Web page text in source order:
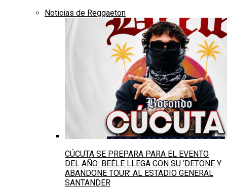
Noticias de Reggaeton
CÚCUTA SE PREPARA PARA EL EVENTO
DEL AÑO: BEÉLE LLEGA CON SU ‘DETONE Y
ABANDONE TOUR’ AL ESTADIO GENERAL
SANTANDER